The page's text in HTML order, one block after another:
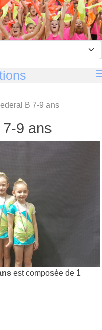
B 7-9 ans
9 ans
est composée de 1